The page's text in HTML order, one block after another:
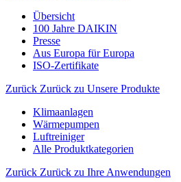
Übersicht
100 Jahre DAIKIN
Presse
Aus Europa für Europa
ISO-Zertifikate
Zurück Zurück zu Unsere Produkte
Klimaanlagen
Wärmepumpen
Luftreiniger
Alle Produktkategorien
Zurück Zurück zu Ihre Anwendungen